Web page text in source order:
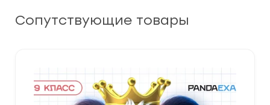
Сопутствующие товары